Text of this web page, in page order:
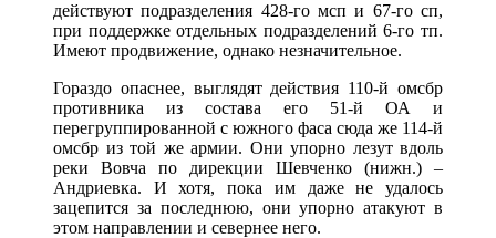
действуют подразделения 428-го мсп и 67-го сп,
при поддержке отдельных подразделений 6-го тп.
Имеют продвижение, однако незначительное.
Гораздо опаснее, выглядят действия 110-й омсбр
противника из состава его 51-й ОА и
перегруппированной с южного фаса сюда же 114-й
омсбр из той же армии. Они упорно лезут вдоль
реки Вовча по дирекции Шевченко (нижн.) –
Андриевка. И хотя, пока им даже не удалось
зацепится за последнюю, они упорно атакуют в
этом направлении и севернее него.